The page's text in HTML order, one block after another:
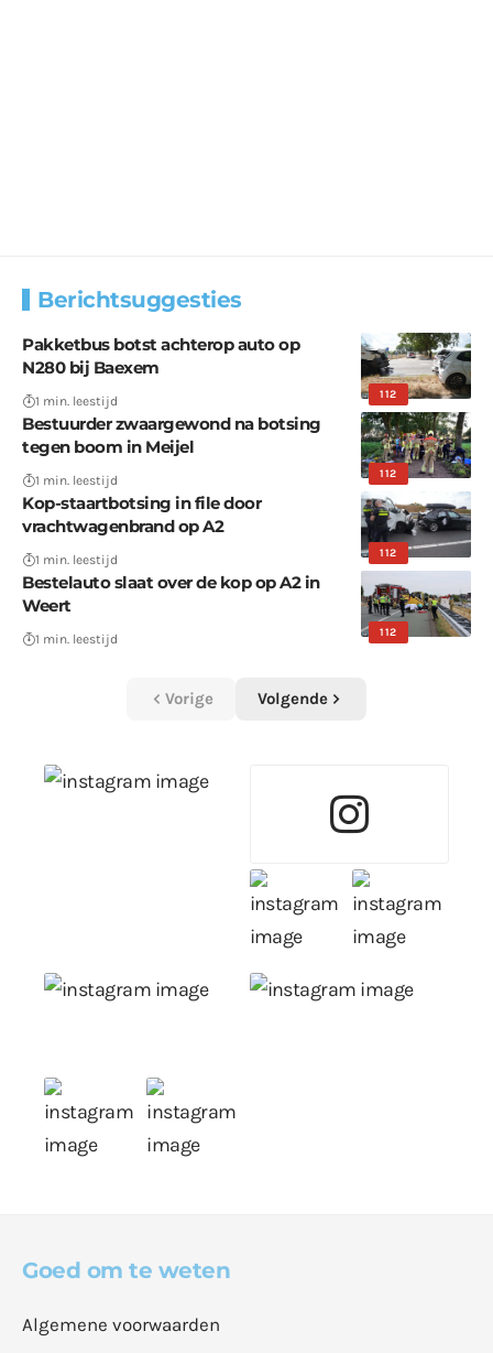
Berichtsuggesties
112
Pakketbus botst achterop auto op
N280 bij Baexem
1 min. leestijd
112
Bestuurder zwaargewond na botsing
tegen boom in Meijel
1 min. leestijd
112
Kop-staartbotsing in file door
vrachtwagenbrand op A2
1 min. leestijd
112
Bestelauto slaat over de kop op A2 in
Weert
1 min. leestijd
Vorige Volgende
Goed om te weten
Algemene voorwaarden